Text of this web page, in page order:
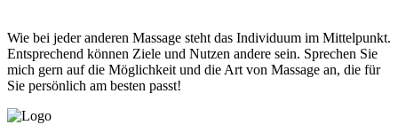
Wie bei jeder anderen Massage steht das Individuum im Mittelpunkt.
Entsprechend können Ziele und Nutzen andere sein. Sprechen Sie
mich gern auf die Möglichkeit und die Art von Massage an, die für
Sie persönlich am besten passt!